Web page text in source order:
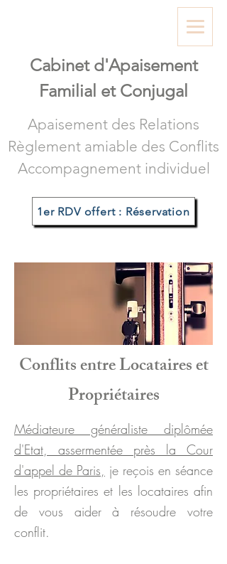
Cabinet d'Apaisement
Familial et Conjugal
Apaisement des Relations
Règlement amiable des Conflits
Accompagnement individuel
1er RDV offert : Réservation
Conflits entre Locataires et
Propriétaires
Médiateure généraliste diplômée
d'Etat, assermentée près la Cour
d'appel de Paris, je reçois en séance
les propriétaires et les locataires afin
de vous aider à résoudre votre
conflit.